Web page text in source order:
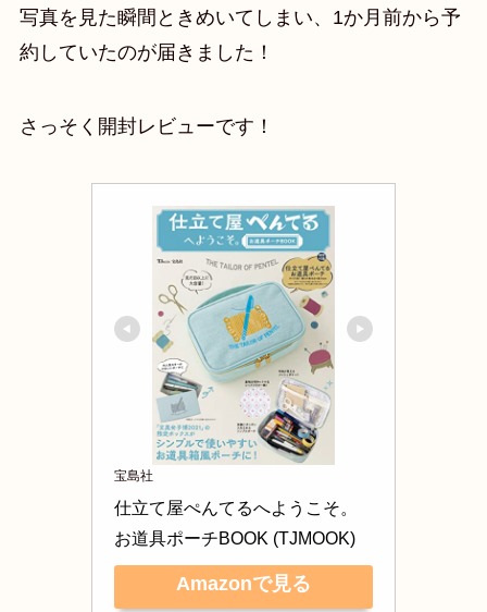
写真を見た瞬間ときめいてしまい、1か月前から予
約していたのが届きました！
さっそく開封レビューです！
宝島社
仕立て屋ぺんてるへようこそ。
お道具ポーチBOOK (TJMOOK)
Amazonで見る